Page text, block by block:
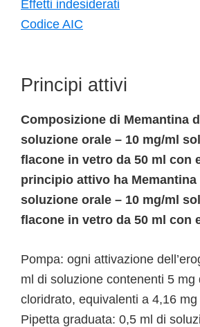
Effetti indesiderati
Codice AIC
Principi attivi
Composizione di Memantina
soluzione orale – 10 mg/ml
flacone in vetro da 50 ml con
principio attivo ha Memantina
soluzione orale – 10 mg/ml
flacone in vetro da 50 ml con
Pompa: ogni attivazione
ml di soluzione contenenti 5 mg
cloridrato, equivalenti a 4,16
Pipetta graduata: 0,5 ml di